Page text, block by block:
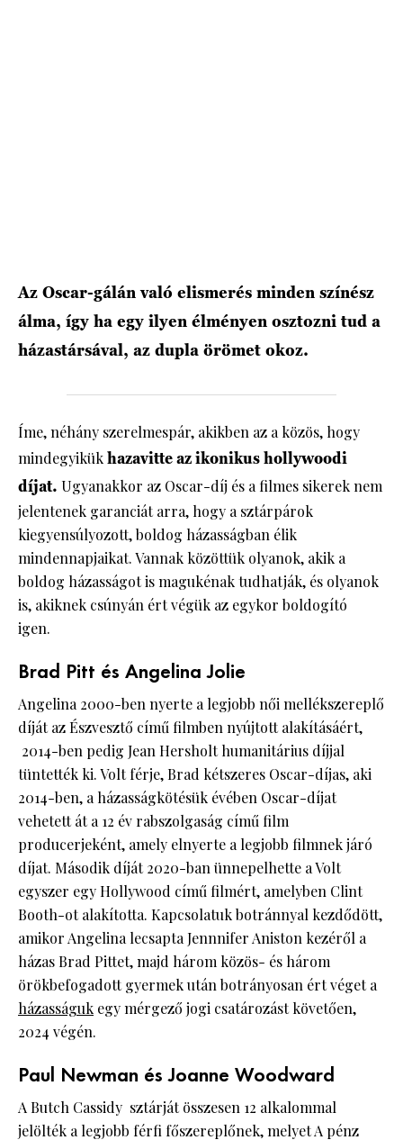
Az Oscar-gálán való elismerés minden színész
álma, így ha egy ilyen élményen osztozni tud a
házastársával, az dupla örömet okoz.
Íme, néhány szerelmespár, akikben az a közös, hogy
mindegyikükhazavitte az ikonikus hollywoodi
díjat. Ugyanakkor az Oscar-díj és a filmes sikerek nem
jelentenek garanciát arra, hogy a sztárpárok
kiegyensúlyozott, boldog házasságban élik
mindennapjaikat. Vannak közöttük olyanok, akik a
boldog házasságot is magukénak tudhatják, és olyanok
is, akiknek csúnyán ért végük az egykor boldogító
igen.
Brad Pitt és Angelina Jolie
Angelina 2000-ben nyerte a legjobb női mellékszereplő
díját az Észvesztő című filmben nyújtott alakításáért,
2014-ben pedig Jean Hersholt humanitárius díjjal
tüntették ki. Volt férje, Brad kétszeres Oscar-díjas, aki
2014-ben, a házasságkötésük évében Oscar-díjat
vehetett át a 12 év rabszolgaság című film
producerjeként, amely elnyerte a legjobb filmnek járó
díjat. Második díját 2020-ban ünnepelhette a Volt
egyszer egy Hollywood című filmért, amelyben Clint
Booth-ot alakította. Kapcsolatuk botránnyal kezdődött,
amikor Angelina lecsapta Jennnifer Aniston kezéről a
házas Brad Pittet, majd három közös- és három
örökbefogadott gyermek után botrányosan ért véget a
házasságuk egy mérgező jogi csatározást követően,
2024 végén.
Paul Newman és Joanne Woodward
A Butch Cassidy sztárját összesen 12 alkalommal
jelölték a legjobb férfi főszereplőnek, melyet A pénz